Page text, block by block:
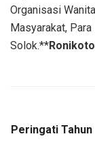
Organisasi
Masyarakat,
Solok.**Ronikoto
Peringati